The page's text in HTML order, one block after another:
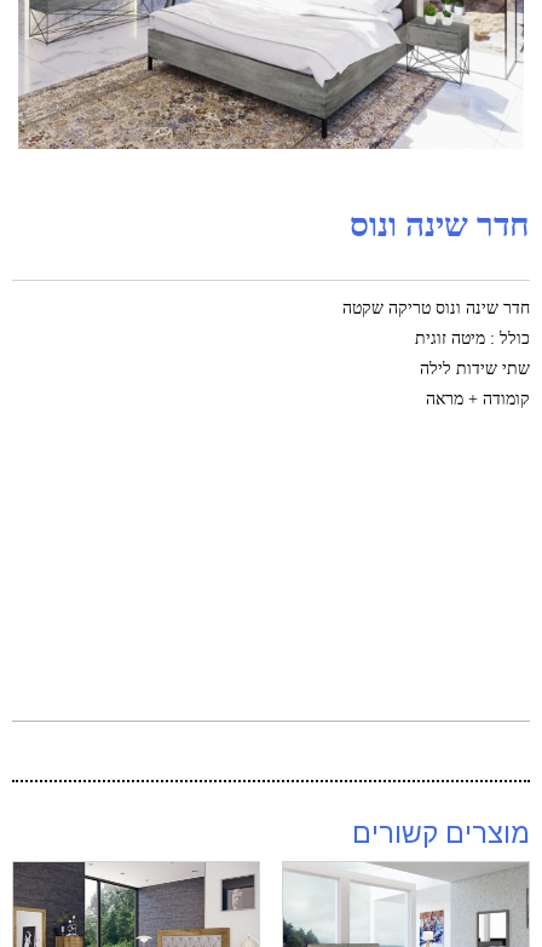
חדר שינה ונוס
חדר שינה ונוס טריקה שקטה
כולל : מיטה זוגית
שתי שידות לילה
קומודה + מראה
מוצרים קשורים